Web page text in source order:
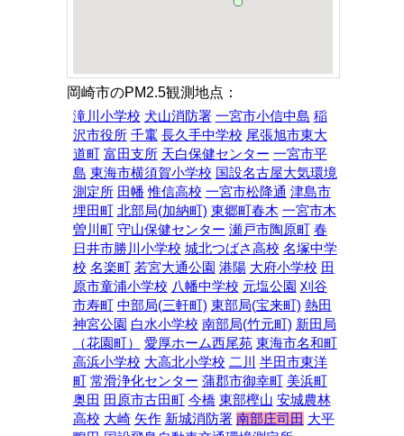
岡崎市のPM2.5観測地点：
滝川小学校 犬山消防署 一宮市小信中島 稲
沢市役所 千竃 長久手中学校 尾張旭市東大
道町 富田支所 天白保健センター 一宮市平
島 東海市横須賀小学校 国設名古屋大気環境
測定所 田幡 惟信高校 一宮市松降通 津島市
埋田町 北部局(加納町) 東郷町春木 一宮市木
曽川町 守山保健センター 瀬戸市陶原町 春
日井市勝川小学校 城北つばさ高校 名塚中学
校 名楽町 若宮大通公園 港陽 大府小学校 田
原市童浦小学校 八幡中学校 元塩公園 刈谷
市寿町 中部局(三軒町) 東部局(宝来町) 熱田
神宮公園 白水小学校 南部局(竹元町) 新田局
（花園町）
愛厚ホーム西尾苑 東海市名和町
高浜小学校 大高北小学校 二川
半田市東洋
町 常滑浄化センター 蒲郡市御幸町 美浜町
奥田 田原市古田町 今橋 東部樫山 安城農林
高校 大崎 矢作 新城消防署 南部庄司田 大平